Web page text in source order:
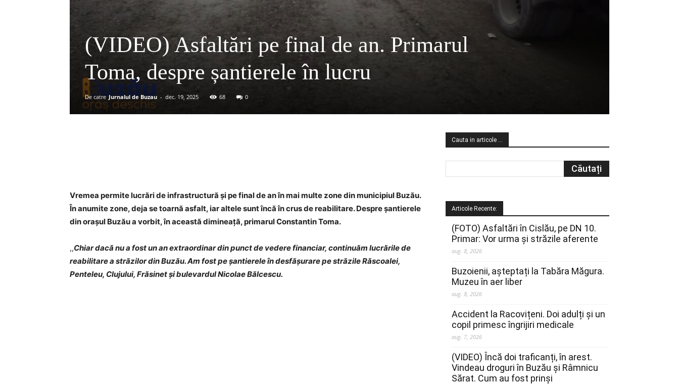
(VIDEO) Asfaltări pe final de an. Primarul
Toma, despre șantierele în lucru
De catre Jurnalul de Buzau - dec. 19, 2025 68 0
Vremea permite lucrări de infrastructură și pe final de an în mai multe zone din municipiul Buzău.
În anumite zone, deja se toarnă asfalt, iar altele sunt încă în crus de reabilitare. Despre șantierele
din orașul Buzău a vorbit, în această dimineață, primarul Constantin Toma.
,,Chiar dacă nu a fost un an extraordinar din punct de vedere financiar, continuăm lucrările de
reabilitare a străzilor din Buzău. Am fost pe șantierele în desfășurare pe străzile Răscoalei,
Penteleu, Clujului, Frăsinet și bulevardul Nicolae Bălcescu.
Cauta in articole …
Articole Recente:
(FOTO) Asfaltări în Cislău, pe DN 10.
Primar: Vor urma și străzile aferente
aug. 8, 2026
Buzoienii, așteptați la Tabăra Măgura.
Muzeu în aer liber
aug. 8, 2026
Accident la Racovițeni. Doi adulți și un
copil primesc îngrijiri medicale
aug. 7, 2026
(VIDEO) Încă doi traficanți, în arest.
Vindeau droguri în Buzău și Râmnicu
Sărat. Cum au fost prinși